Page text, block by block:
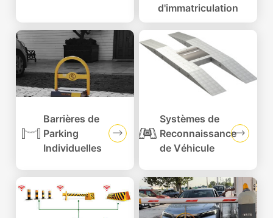
d'immatriculation
Barrières de
Parking
Individuelles
Systèmes de
Reconnaissance
de Véhicule